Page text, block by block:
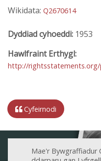
Wikidata: Q2670614
Dyddiad cyhoeddi: 1953
Hawlfraint Erthygl:
http://rightsstatements.org/
Cyfeirnodi
Mae'r Bywgraffiadur